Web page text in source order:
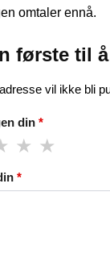
omtaler ennå.
første til
vil ikke bli
din *
*